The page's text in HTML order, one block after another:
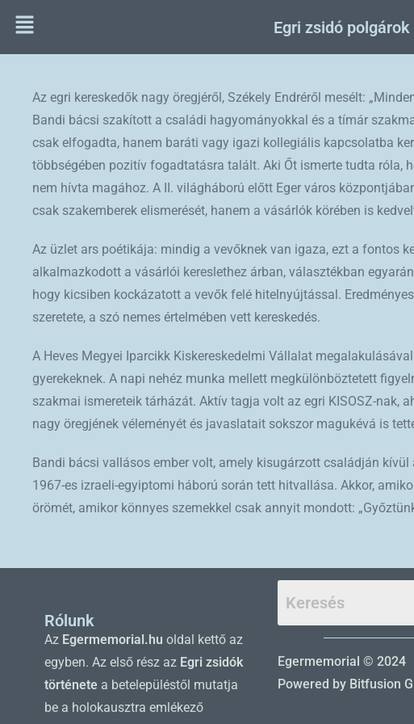
Egri zsidó polgárok
Az egri kereskedők nagy öregjéről, Székely Endréről mesélt:
Bandi bácsi szakított a családi hagyományokkal és a tímár
csak elfogadta, hanem baráti vagy igazi kollegiális kapcsolatba
többségében pozitív fogadtatásra talált. Aki Őt ismerte tudta róla,
nem hívta magához. A II. világháború előtt Eger város
csak szakemberek elismerését, hanem a vásárlók körében is
Az üzlet ars poétikája: mindig a vevőknek van igaza, ezt a fontos
alkalmazkodott a vásárlói kereslethez árban, választékban
hogy kicsiben kockázatott a vevők felé hitelnyújtással.
szeretete, a szó nemes értelmében vett kereskedés.
A Heves Megyei Iparcikk Kiskereskedelmi Vállalat
gyerekeknek. A napi nehéz munka mellett megkülönböztetett
szakmai ismereteik tárházát. Aktív tagja volt az egri KISOSZ-nak,
nagy öregjének véleményét és javaslatait sokszor magukévá is
Bandi bácsi vallásos ember volt, amely kisugárzott családján
1967-es izraeli-egyiptomi háború során tett hitvallása. Akkor,
örömét, amikor könnyes szemekkel csak annyit mondott:
Rólunk
Az Egermemorial.hu oldal kettő az
egyben. Az első rész az Egri zsidók
története a betelepüléstől mutatja
be a holokausztra emlékező
Egermemorial © 2024
Powered by Bitfusion